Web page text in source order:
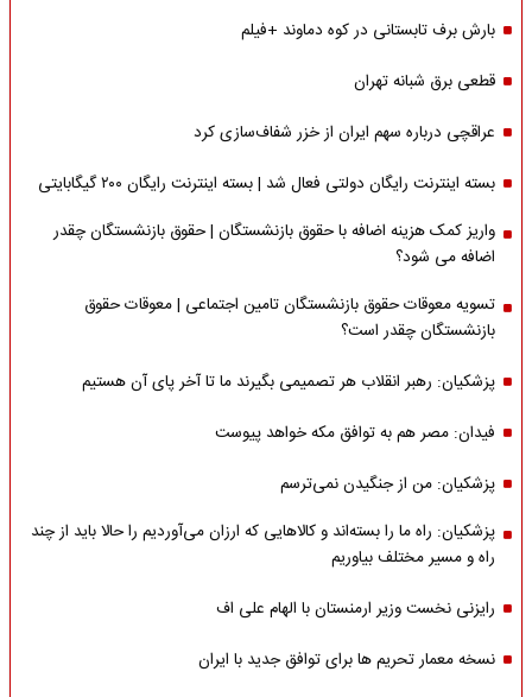
بارش برف تابستانی در کوه دماوند +فیلم
قطعی برق شبانه تهران
عراقچی درباره سهم ایران از خزر شفاف‌سازی کرد
بسته اینترنت رایگان دولتی فعال شد | بسته اینترنت رایگان ۲۰۰ گیگابایتی
واریز کمک هزینه اضافه با حقوق بازنشستگان | حقوق بازنشستگان چقدر
اضافه می شود؟
تسویه معوقات حقوق بازنشستگان تامین اجتماعی | معوقات حقوق
بازنشستگان چقدر است؟
پزشکیان: رهبر انقلاب هر تصمیمی بگیرند ما تا آخر پای آن هستیم
فیدان: مصر هم به توافق مکه خواهد پیوست
پزشکیان: من از جنگیدن نمی‌ترسم
پزشکیان: راه ما را بسته‌اند و کالاهایی که ارزان می‌آوردیم را حالا باید از چند
راه و مسیر مختلف بیاوریم
رایزنی نخست وزیر ارمنستان با الهام علی اف
نسخه معمار تحریم ها برای توافق جدید با ایران